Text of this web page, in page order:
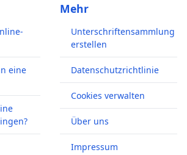
Werbung, aber bei einer
weiterhin ein eigenes
Plattform im Radio, auf einer
mit professionellen Interviews,
und Musik.
zum Sender gibt's auf:
freiburg.de/
eine
Mehr
Unterschriftensammlung
erstellen
Datenschutzrichtlinie
Cookies verwalten
Über uns
Impressum